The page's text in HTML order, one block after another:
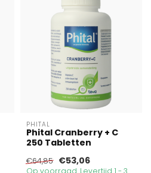
PHITAL
Phital Cranberry + C
250 Tabletten
€64,85 €53,06
Op voorraad. Levertijd 1 - 3